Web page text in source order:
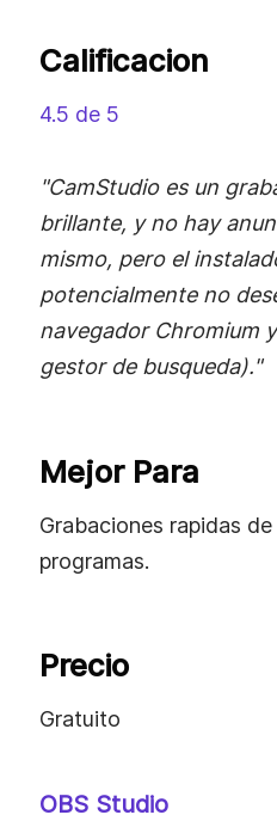
Calificacion
4.5 de 5
"CamStudio es un
brillante, y no hay
mismo, pero el
potencialmente no
navegador Chromium
gestor de busqueda)."
Mejor Para
Grabaciones rapidas
programas.
Precio
Gratuito
OBS Studio